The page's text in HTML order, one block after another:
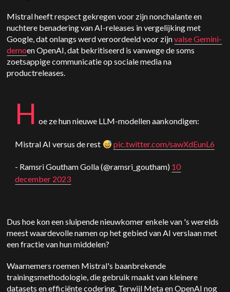
Mistral heeft respect gekregen voor zijn nonchalante en
nuchtere benadering van AI-releases in vergelijking met
Google, dat onlangs werd veroordeeld voor zijnvalse Gemini-
demoen OpenAI, dat bekritiseerd is vanwege de soms
zoetsappige communicatie op sociale media na
productreleases.
H oe ze hun nieuwe LLM-modellen aankondigen:
Mistral AI versus de rest pic.twitter.com/sawXdEunL6
- Ramsri Goutham Golla (@ramsri_goutham) 10
december 2023
Dus hoe kon een sluipende nieuwkomer enkele van 's werelds
meest waardevolle namen op het gebied van AI verslaan met
een fractie van hun middelen?
Waarnemers roemen Mistral's baanbrekende
trainingsmethodologie, die gebruik maakt van kleinere
datasets en efficiënte codering. Terwijl Meta en OpenAI nog